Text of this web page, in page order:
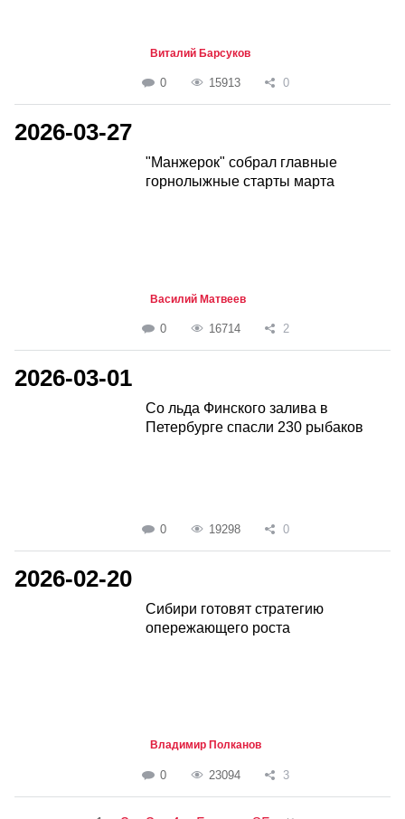
Виталий Барсуков
0 15913 0
2026-03-27
"Манжерок" собрал главные
горнолыжные старты марта
Василий Матвеев
0 16714 2
2026-03-01
Со льда Финского залива в
Петербурге спасли 230 рыбаков
0 19298 0
2026-02-20
Сибири готовят стратегию
опережающего роста
Владимир Полканов
0 23094 3